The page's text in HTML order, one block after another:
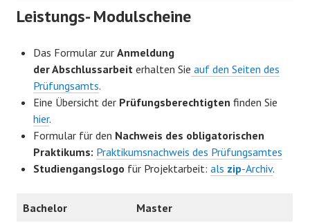
Leistungs- Modulscheine
Das Formular zur Anmeldung
der Abschlussarbeit erhalten Sie auf den Seiten des
Prüfungsamts.
Eine Übersicht der Prüfungsberechtigten finden Sie
hier.
Formular für den Nachweis des obligatorischen
Praktikums: Praktikumsnachweis des Prüfungsamtes
Studiengangslogo für Projektarbeit: als zip-Archiv.
Bachelor Master